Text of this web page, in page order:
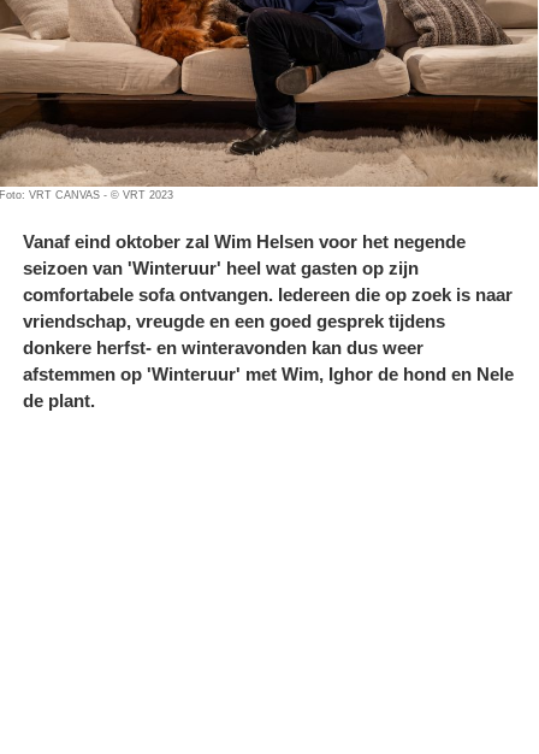
Foto: VRT CANVAS - © VRT 2023
Vanaf eind oktober zal Wim Helsen voor het negende
seizoen van 'Winteruur' heel wat gasten op zijn
comfortabele sofa ontvangen. Iedereen die op zoek is naar
vriendschap, vreugde en een goed gesprek tijdens
donkere herfst- en winteravonden kan dus weer
afstemmen op 'Winteruur' met Wim, Ighor de hond en Nele
de plant.